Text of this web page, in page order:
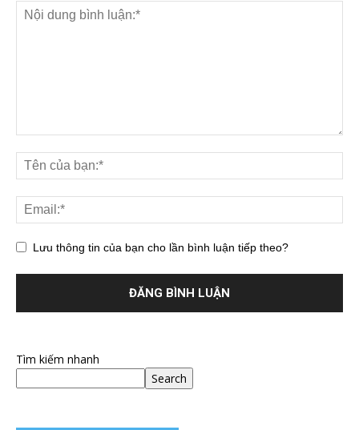
Lưu thông tin của bạn cho lần bình luận tiếp theo?
Tìm kiếm nhanh
Search